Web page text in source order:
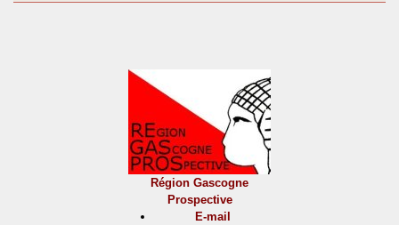
Région Gascogne
Prospective
E-mail